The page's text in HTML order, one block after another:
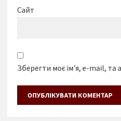
Сайт
Зберегти моє ім'я, e-mail, та